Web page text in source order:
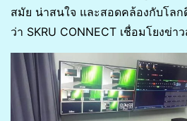
สมัย น่าสนใจ และสอดคล้องกับโล
ว่า SKRU CONNECT เชื่อมโยงข่า